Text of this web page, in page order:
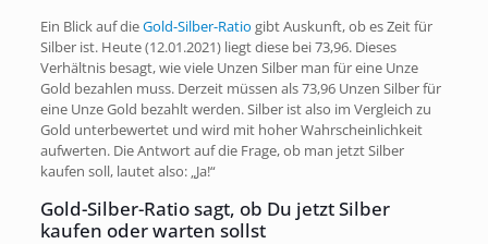
Ein Blick auf dieGold-Silber-Ratio gibt Auskunft, ob es Zeit für
Silber ist. Heute (12.01.2021) liegt diese bei 73,96. Dieses
Verhältnis besagt, wie viele Unzen Silber man für eine Unze
Gold bezahlen muss. Derzeit müssen als 73,96 Unzen Silber für
eine Unze Gold bezahlt werden. Silber ist also im Vergleich zu
Gold unterbewertet und wird mit hoher Wahrscheinlichkeit
aufwerten. Die Antwort auf die Frage, ob man jetzt Silber
kaufen soll, lautet also: „Ja!“
Gold-Silber-Ratio sagt, ob Du jetzt Silber
kaufen oder warten sollst